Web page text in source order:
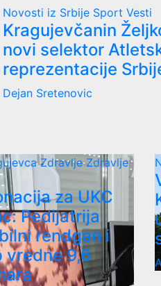
Novosti iz Srbije SportVesti
Kragujevčanin
novi selektor
reprezentacije
Dejan Sretenovic
ZdravljeZdravlje
za UKC
Pedijatrija
rendgen i
vredne 9,6